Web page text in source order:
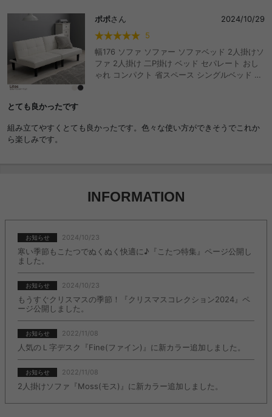
ポポさん
2024/10/29
5
幅176 ソファ ソファー ソファベッド 2人掛けソ
ファ 2人掛け 二P掛け ベッド セパレート おし
ゃれ コンパクト 省スペース シングルベッド シ
とても良かったです
組み立てやすくとても良かったです。色々な使い方ができそうでこれか
ら楽しみです。
INFORMATION
お知らせ 2024/10/23
寒い季節もこたつでぬくぬく快適に♪『こたつ特集』ページ公開し
ました。
お知らせ 2024/10/23
もうすぐクリスマスの季節！『クリスマスコレクション2024』ペ
ージ公開しました。
お知らせ 2022/11/08
人気のＬ字デスク『Fine(ファイン)』に新カラー追加しました。
お知らせ 2022/11/08
2人掛けソファ『Moss(モス)』に新カラー追加しました。